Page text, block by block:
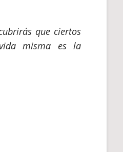
que ciertos
misma es la